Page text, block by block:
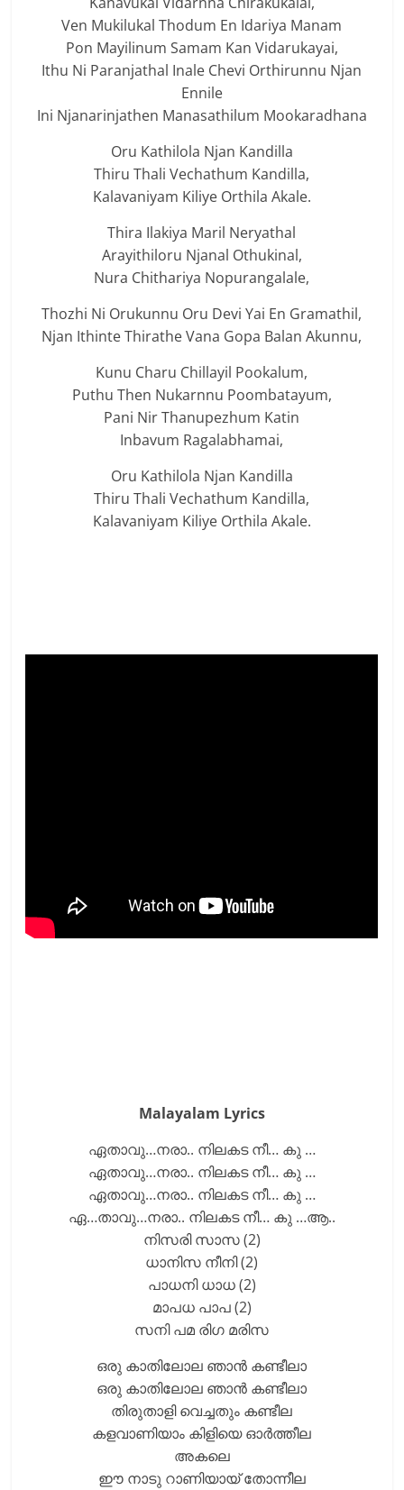
Ven Mukilukal Thodum En Idariya Manam
Pon Mayilinum Samam Kan Vidarukayai,
Ithu Ni Paranjathal Inale Chevi Orthirunnu Njan
Ennile
Ini Njanarinjathen Manasathilum Mookaradhana
Oru Kathilola Njan Kandilla
Thiru Thali Vechathum Kandilla,
Kalavaniyam Kiliye Orthila Akale.
Thira Ilakiya Maril Neryathal
Arayithiloru Njanal Othukinal,
Nura Chithariya Nopurangalale,
Thozhi Ni Orukunnu Oru Devi Yai En Gramathil,
Njan Ithinte Thirathe Vana Gopa Balan Akunnu,
Kunu Charu Chillayil Pookalum,
Puthu Then Nukarnnu Poombatayum,
Pani Nir Thanupezhum Katin
Inbavum Ragalabhamai,
Oru Kathilola Njan Kandilla
Thiru Thali Vechathum Kandilla,
Kalavaniyam Kiliye Orthila Akale.
Malayalam Lyrics
ഏതാവു…നരാ.. നിലകട നീ… കു …
ഏതാവു…നരാ.. നിലകട നീ… കു …
ഏതാവു…നരാ.. നിലകട നീ… കു …
ഏ…താവു…നരാ.. നിലകട നീ… കു …ആ..
നിസരി സാസ (2)
ധാനിസ നീനി (2)
പാധനി ധാധ (2)
മാപധ പാപ (2)
സനി പമ രിഗ മരിസ
ഒരു കാതിലോല ഞാൻ കണ്ടീലാ
ഒരു കാതിലോല ഞാൻ കണ്ടീലാ
തിരുതാളി വെച്ചതും കണ്ടീല
കളവാണിയാം കിളിയെ ഓർത്തീല
അകലെ
ഈ നാടു റാണിയായ് തോന്നീല